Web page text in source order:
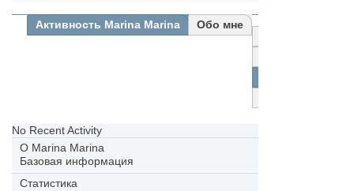
Активность Marina Marina Обо мне
No Recent Activity
О Marina Marina
Базовая информация
Статистика